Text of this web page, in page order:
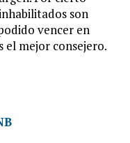
son
vencer en
el mejor consejero.